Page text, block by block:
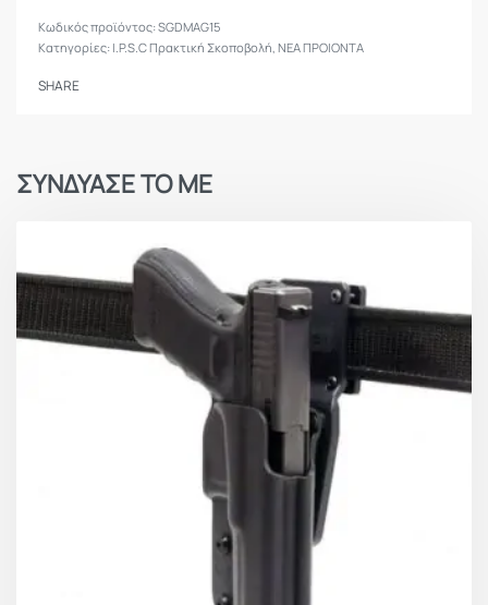
SGDMAG15
Κατηγορίες: I.P.S.C Πρακτική Σκοποβολή, ΝΕΑ ΠΡΟΙΟΝΤΑ
SHARE
ΣΥΝΔΥΑΣΕ ΤΟ ΜΕ